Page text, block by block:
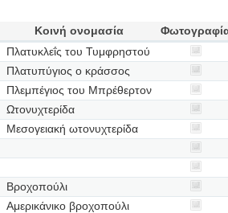
Κοινή ονομασία
Πλατυκλεΐς του Τυμφρηστού
Πλατυπύγιος ο κράσσος
Πλεμπέγιος του Μπρέθερτον
Ωτονυχτερίδα
Μεσογειακή ωτονυχτερίδα
Βροχοπούλι
Αμερικάνικο βροχοπούλι